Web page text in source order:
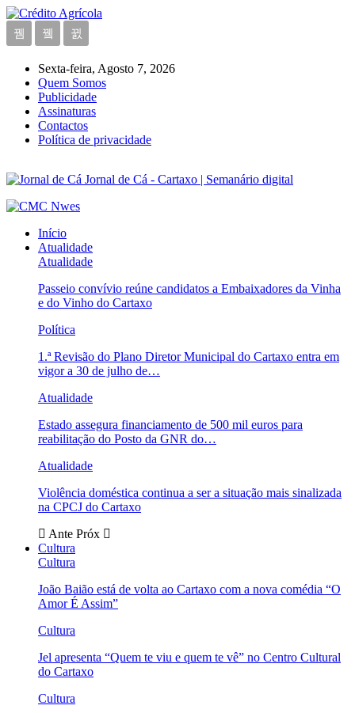
Sexta-feira, Agosto 7, 2026
Quem Somos
Publicidade
Assinaturas
Contactos
Política de privacidade
Jornal de Cá - Cartaxo | Semanário digital
Início
Atualidade
Atualidade
Passeio convívio reúne candidatos a Embaixadores da Vinha
e do Vinho do Cartaxo
Política
1.ª Revisão do Plano Diretor Municipal do Cartaxo entra em
vigor a 30 de julho de…
Atualidade
Estado assegura financiamento de 500 mil euros para
reabilitação do Posto da GNR do…
Atualidade
Violência doméstica continua a ser a situação mais sinalizada
na CPCJ do Cartaxo
Ante Próx
Cultura
Cultura
João Baião está de volta ao Cartaxo com a nova comédia “O
Amor É Assim”
Cultura
Jel apresenta “Quem te viu e quem te vê” no Centro Cultural
do Cartaxo
Cultura